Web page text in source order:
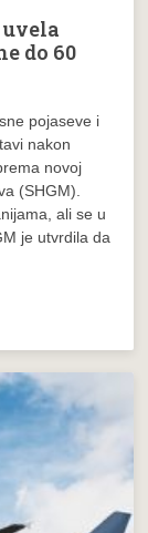
uvela
do 60
pojaseve i
nakon
novoj
(SHGM).
ali se u
je utvrdila da